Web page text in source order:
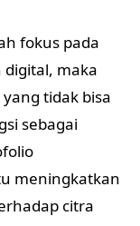
fokus pada
maka
tidak bisa
sebagai
meningkatkan
citra